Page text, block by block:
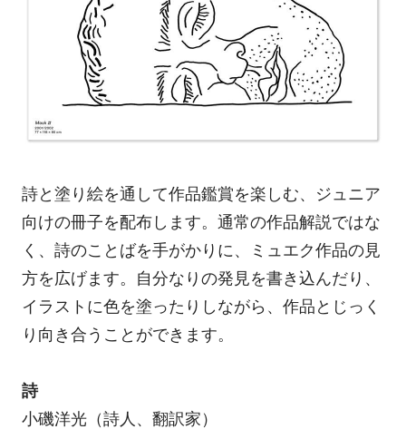
詩と塗り絵を通して作品鑑賞を楽しむ、ジュニア
向けの冊子を配布します。通常の作品解説ではな
く、詩のことばを手がかりに、ミュエク作品の見
方を広げます。自分なりの発見を書き込んだり、
イラストに色を塗ったりしながら、作品とじっく
り向き合うことができます。
詩
小磯洋光（詩人、翻訳家）